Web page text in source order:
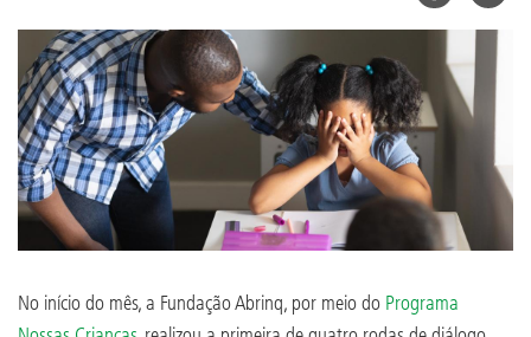
No início do mês, a Fundação Abrinq, por meio do Programa